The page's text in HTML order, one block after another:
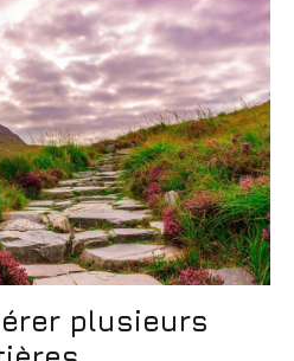
plusieurs